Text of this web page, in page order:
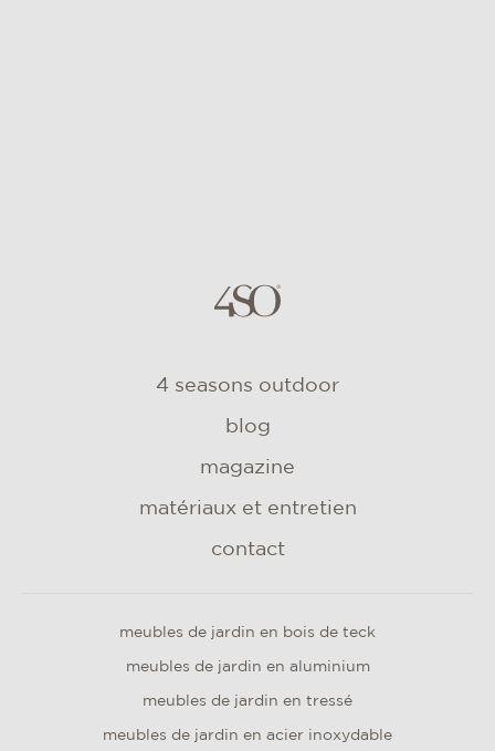
4 seasons outdoor
blog
magazine
matériaux et entretien
contact
meubles de jardin en bois de teck
meubles de jardin en aluminium
meubles de jardin en tressé
meubles de jardin en acier inoxydable